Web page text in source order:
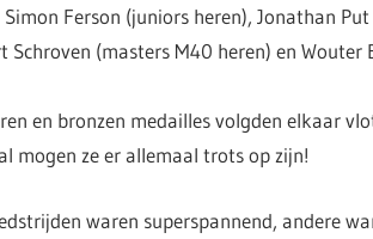
Ferson (juniors heren), Jonathan
Schroven (masters M40 heren) en Wouter
en bronzen medailles volgden elkaar
mogen ze er allemaal trots op zijn!
waren superspannend, andere